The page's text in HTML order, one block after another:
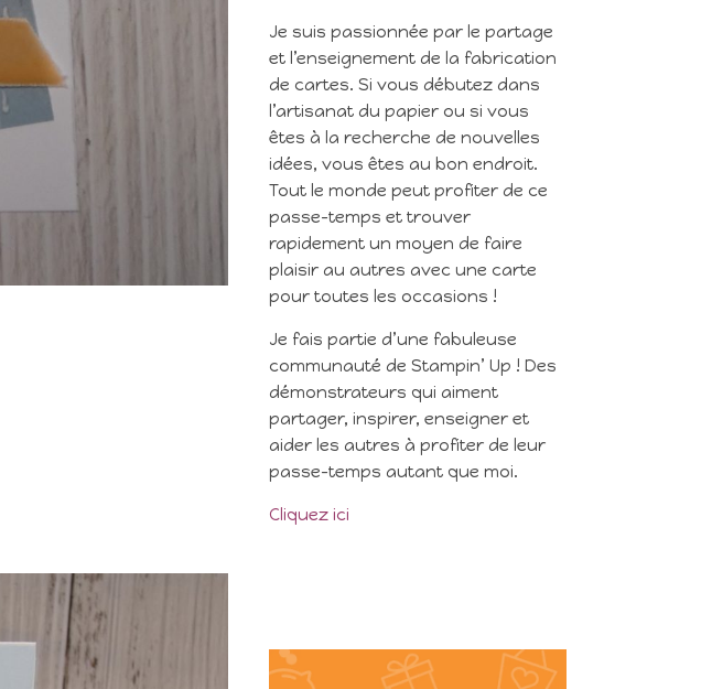
Je suis passionnée par le partage
et l’enseignement de la fabrication
de cartes. Si vous débutez dans
l’artisanat du papier ou si vous
êtes à la recherche de nouvelles
idées, vous êtes au bon endroit.
Tout le monde peut profiter de ce
passe-temps et trouver
rapidement un moyen de faire
plaisir au autres avec une carte
pour toutes les occasions !
Je fais partie d’une fabuleuse
communauté de Stampin’ Up ! Des
démonstrateurs qui aiment
partager, inspirer, enseigner et
aider les autres à profiter de leur
passe-temps autant que moi.
Cliquez ici